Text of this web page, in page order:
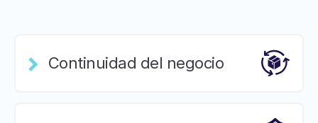
Continuidad del negocio